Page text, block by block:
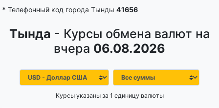
* Телефонный код города Тынды 41656
Тында - Курсы обмена валют на
вчера 06.08.2026
Курсы указаны за 1 единицу валюты